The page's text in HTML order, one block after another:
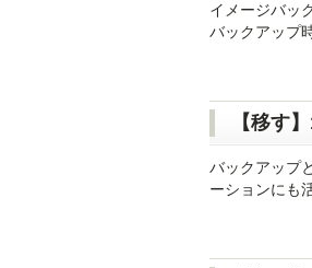
イメージバッ
バックアップ
【移す
バックアップ
ーションにも